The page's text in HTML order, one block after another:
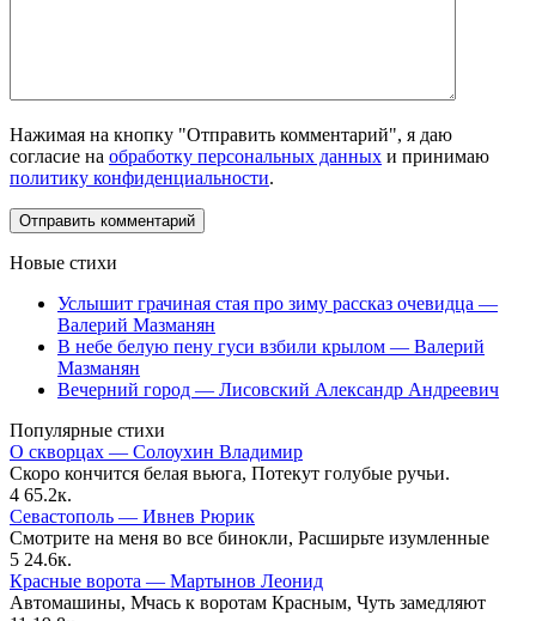
Нажимая на кнопку "Отправить комментарий", я даю
согласие на обработку персональных данных и принимаю
политику конфиденциальности.
Новые стихи
Услышит грачиная стая про зиму рассказ очевидца —
Валерий Мазманян
В небе белую пену гуси взбили крылом — Валерий
Мазманян
Вечерний город — Лисовский Александр Андреевич
Популярные стихи
О скворцах — Солоухин Владимир
Скоро кончится белая вьюга, Потекут голубые ручьи.
4 65.2к.
Севастополь — Ивнев Рюрик
Смотрите на меня во все бинокли, Расширьте изумленные
5 24.6к.
Красные ворота — Мартынов Леонид
Автомашины, Мчась к воротам Красным, Чуть замедляют